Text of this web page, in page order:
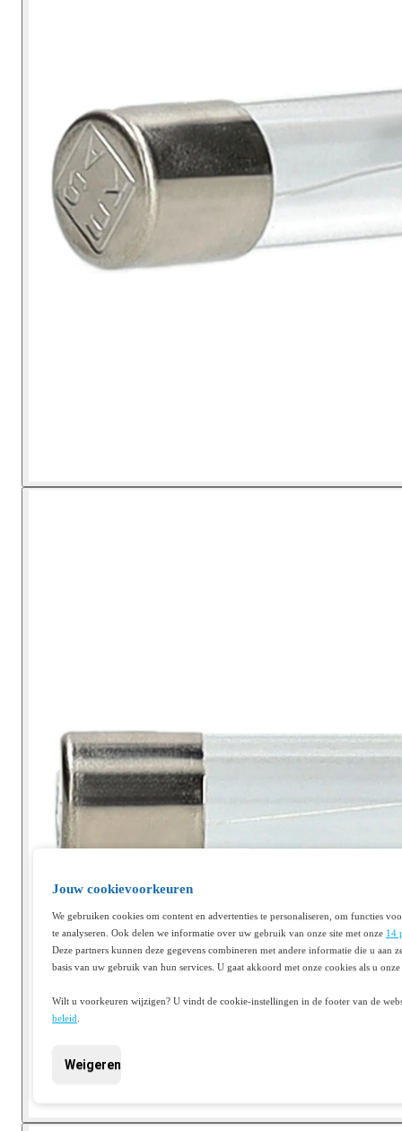
Jouw cookievoorkeuren
We gebruiken cookies om content en advertenties te personaliseren, om functies
te analyseren. Ook delen we informatie over uw gebruik van onze site met onze 14
Deze partners kunnen deze gegevens combineren met andere informatie die u aan
basis van uw gebruik van hun services. U gaat akkoord met onze cookies als u
Wilt u voorkeuren wijzigen? U vindt de cookie-instellingen in de footer van de
beleid
Weigeren